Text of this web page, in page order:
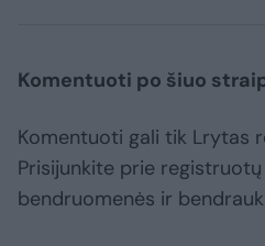
Komentuoti po šiuo
Komentuoti gali tik Lrytas
Prisijunkite prie
bendruomenės ir